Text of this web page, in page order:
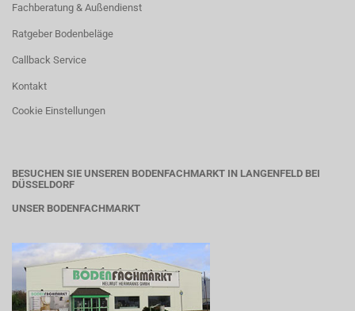
Fachberatung & Außendienst
Ratgeber Bodenbeläge
Callback Service
Kontakt
Cookie Einstellungen
BESUCHEN SIE UNSEREN BODENFACHMARKT IN LANGENFELD BEI
DÜSSELDORF
UNSER BODENFACHMARKT